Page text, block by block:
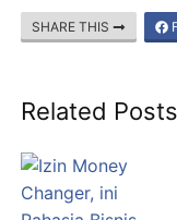
SHARE THIS
Related Posts